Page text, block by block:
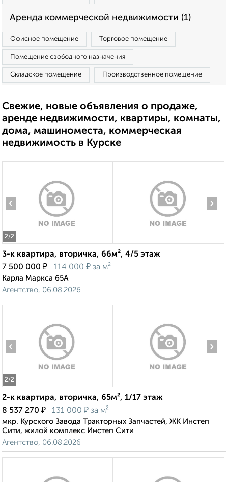
Аренда коммерческой недвижимости (1)
Офисное помещение Торговое помещение
Помещение свободного назначения
Складское помещение Производственное помещение
Свежие, новые объявления о продаже,
аренде недвижимости, квартиры, комнаты,
дома, машиноместа, коммерческая
недвижимость в Курске
2/2
‹ ›
3-к квартира, вторичка, 66м², 4/5 этаж
7 500 000 ₽ 114 000 ₽ за м²
Карла Маркса 65А
Агентство, 06.08.2026
2/2
‹ ›
2-к квартира, вторичка, 65м², 1/17 этаж
8 537 270 ₽ 131 000 ₽ за м²
мкр. Курского Завода Тракторных Запчастей, ЖК Инстеп
Сити, жилой комплекс Инстеп Сити
Агентство, 06.08.2026